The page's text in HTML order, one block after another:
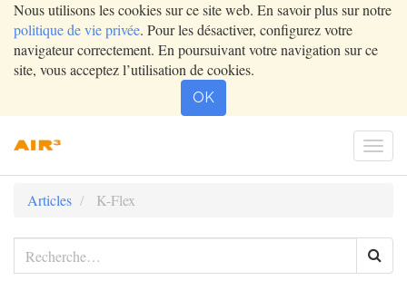
Nous utilisons les cookies sur ce site web. En savoir plus sur notre
politique de vie privée. Pour les désactiver, configurez votre
navigateur correctement. En poursuivant votre navigation sur ce
site, vous acceptez l’utilisation de cookies.
OK
Articles K-Flex